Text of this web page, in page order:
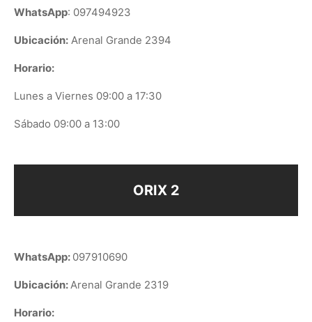
WhatsApp: 097494923
Ubicación: Arenal Grande 2394
Horario:
Lunes a Viernes 09:00 a 17:30
Sábado 09:00 a 13:00
ORIX 2
WhatsApp: 097910690
Ubicación:Arenal Grande 2319
Horario: